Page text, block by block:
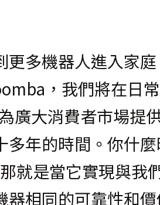
更多機器人進入家
，我們將在日
廣大消費者市場提
年的時間。你什
就是當它實現與我
相同的可靠性和價